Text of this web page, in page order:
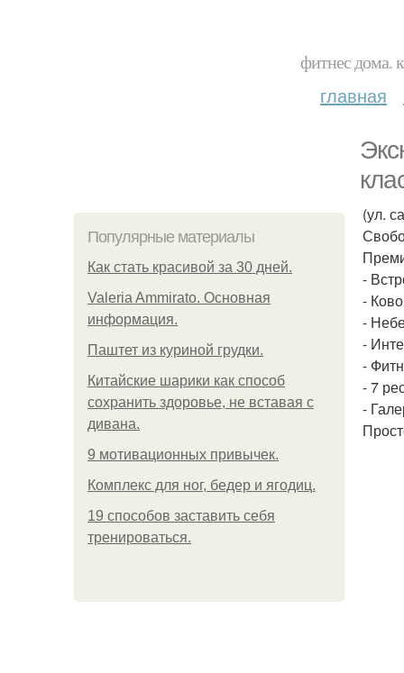
фитнес дома.
главная
Популярные материалы
Как стать красивой за 30 дней.
Valeria Ammirato. Основная
информация.
Паштет из куриной грудки.
Китайские шарики как способ
сохранить здоровье, не вставая с
дивана.
9 мотивационных привычек.
Комплекс для ног, бедер и ягодиц.
19 способов заставить себя
тренироваться.
(ул.
-
-
-
-
-
- 7
-